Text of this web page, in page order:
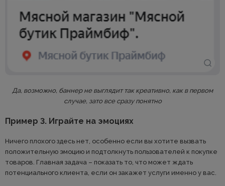
Да, возможно, баннер не выглядит так креативно, как в первом
случае, зато все сразу понятно
Пример 3. Играйте на эмоциях
Ничего плохого здесь нет, особенно если вы хотите вызвать
положительную эмоцию и подтолкнуть пользователей к покупке
товаров. Главная задача – показать то, что может ждать
потенциального клиента, если он закажет услуги именно у вас.